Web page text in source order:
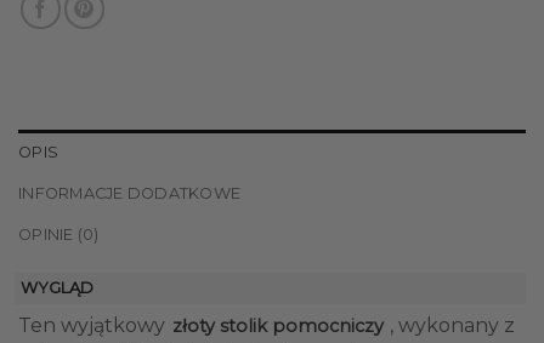
OPIS
INFORMACJE DODATKOWE
OPINIE (0)
WYGLĄD
Ten wyjątkowy złoty stolik pomocniczy , wykonany z